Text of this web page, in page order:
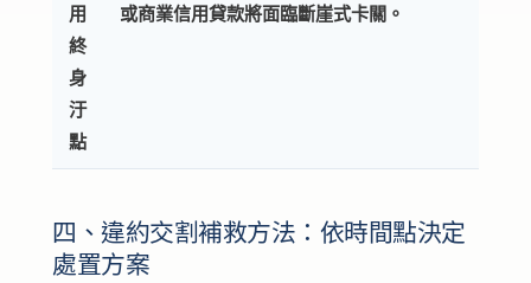
用
終
身
汙
點
或商業信用貸款將面臨斷崖式卡關。
四、違約交割補救方法：依時間點決定
處置方案